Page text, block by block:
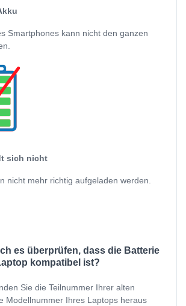
Smartphones kann nicht den ganzen
sich nicht
nicht mehr richtig aufgeladen werden.
es überprüfen, dass die Batterie
kompatibel ist?
Sie die Teilnummer Ihrer alten
Modellnummer Ihres Laptops heraus